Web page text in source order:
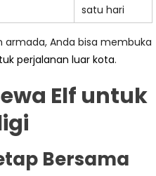
satu hari
armada, Anda bisa membuka
perjalanan luar kota.
Elf untuk
Bersama